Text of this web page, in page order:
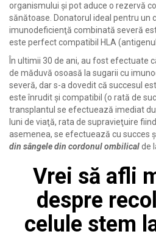
organismului și pot aduce o rezervă
sănătoase. Donatorul ideal pentru un
imunodeficienţă combinată severă
este perfect compatibil HLA
În ultimii 30 de ani, au fost efectuate
de măduvă osoasă la sugarii cu
severă, dar s-a dovedit că succesul
este înrudit şi compatibil (o rată de
transplantul se efectuează imediat
luni de viaţă, rata de supravieţuire
asemenea, se efectuează cu succes
din sângele din cordonul ombilicalde
Vrei să afli
despre
celule stem